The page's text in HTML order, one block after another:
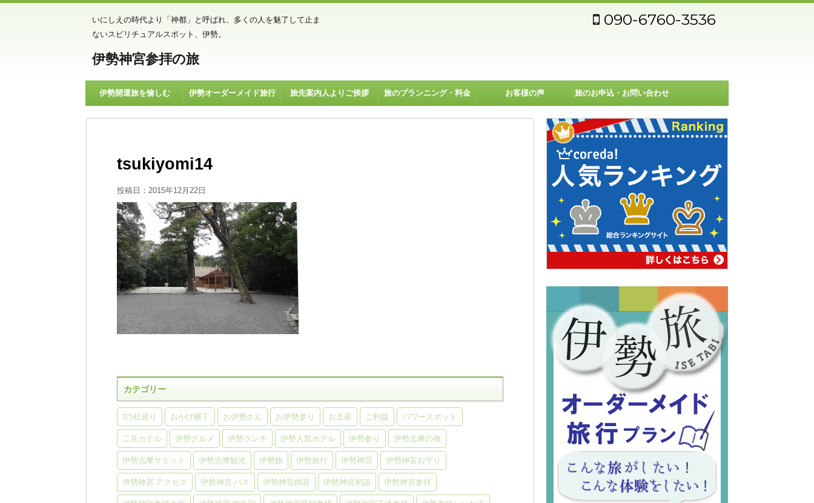
いにしえの時代より「神都」と呼ばれ、多くの人を魅了して止ま
ないスピリチュアルスポット、伊勢。
伊勢神宮参拝の旅
090-6760-3536
伊勢開運旅を愉しむ 伊勢オーダーメイド旅行 旅先案内人よりご挨拶 旅のプランニング・料金 お客様の声 旅のお申込・お問い合わせ
tsukiyomi14
投稿日： 2015年12月22日
カテゴリー
125社巡り おかげ横丁 お伊勢さん お伊勢参り お土産 ご利益 パワースポット
二見ホテル 伊勢グルメ 伊勢ランチ 伊勢人気ホテル 伊勢参り 伊勢志摩の海
伊勢志摩サミット 伊勢志摩観光 伊勢旅 伊勢旅行 伊勢神宮 伊勢神宮お守り
伊勢神宮 アクセス 伊勢神宮 バス 伊勢神宮内宮 伊勢神宮初詣 伊勢神宮参拝